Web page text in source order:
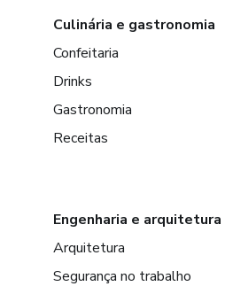
Culinária e gastronomia
Confeitaria
Drinks
Gastronomia
Receitas
Engenharia e arquitetura
Arquitetura
Segurança no trabalho